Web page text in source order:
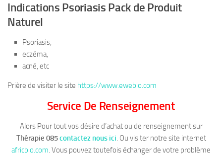
Indications Psoriasis Pack de Produit
Naturel
Psoriasis,
eczéma,
acné, etc
Prière de visiter le site https://www.ewebio.com
Service De Renseignement
Alors Pour tout vos désire d’achat ou de renseignement sur
Thérapie 085contactez nous ici. Ou visiter notre site internet
africbio.com. Vous pouvez toutefois échanger de votre problème